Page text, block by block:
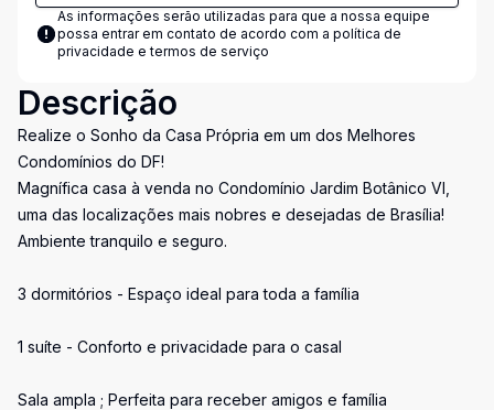
As informações serão utilizadas para que a nossa equipe
possa entrar em contato de acordo com a política de
privacidade e termos de serviço
Descrição
Realize o Sonho da Casa Própria em um dos Melhores
Condomínios do DF!
Magnífica casa à venda no Condomínio Jardim Botânico VI,
uma das localizações mais nobres e desejadas de Brasília!
Ambiente tranquilo e seguro.
3 dormitórios - Espaço ideal para toda a família
1 suíte - Conforto e privacidade para o casal
Sala ampla ; Perfeita para receber amigos e família